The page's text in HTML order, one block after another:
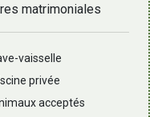
matrimoniales
vaisselle
privée
acceptés